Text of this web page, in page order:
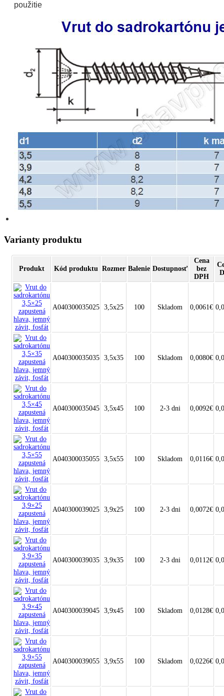
použitie
Varianty produktu
Produkt Kód produktu Rozmer Balenie Dostupnosť
Cena
bez
DPH
A040300035025 3,5x25 100 Skladom 0,0061€
A040300035035 3,5x35 100 Skladom 0,0080€
A040300035045 3,5x45 100 2-3 dni 0,0092€
A040300035055 3,5x55 100 Skladom 0,0116€
A040300039025 3,9x25 100 2-3 dni 0,0072€
A040300039035 3,9x35 100 2-3 dni 0,0112€
A040300039045 3,9x45 100 Skladom 0,0128€
A040300039055 3,9x55 100 Skladom 0,0226€